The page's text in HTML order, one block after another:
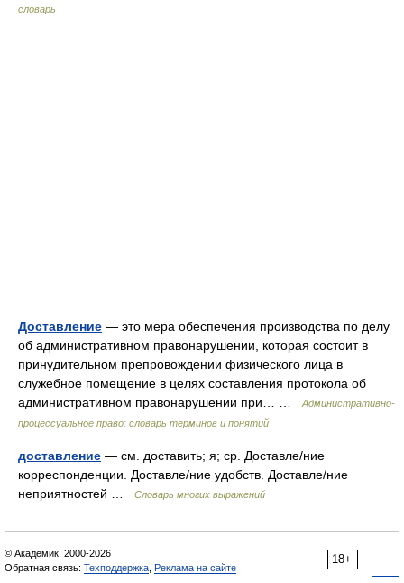
словарь
Доставление — это мера обеспечения производства по делу
об административном правонарушении, которая состоит в
принудительном препровождении физического лица в
служебное помещение в целях составления протокола об
административном правонарушении при… …
Административно-
процессуальное право: словарь терминов и понятий
доставление — см. доставить; я; ср. Доставле/ние
корреспонденции. Доставле/ние удобств. Доставле/ние
неприятностей …
Словарь многих выражений
18+
© Академик, 2000-2026
Обратная связь: Техподдержка Реклама на сайте